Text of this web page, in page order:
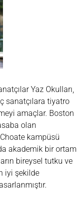
Yaz Okulları,
sanatçılara tiyatro
amaçlar. Boston
olan
kampüsü
akademik bir ortam
bireysel tutku ve
iyi şekilde